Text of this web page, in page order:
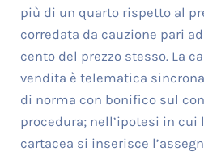
più di un quarto rispetto al
corredata da cauzione pari
cento del prezzo stesso. La
vendita è telematica
di norma con bonifico sul
procedura; nell’ipotesi in cui
cartacea si inserisce